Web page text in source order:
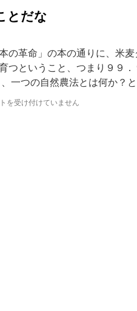
る
な
の
か
は
れ
れ
な
い
は
とだな
革命」の本の通りに、米麦
つということ、つまり９９
一つの自然農法とは何か？
を受け付けていません